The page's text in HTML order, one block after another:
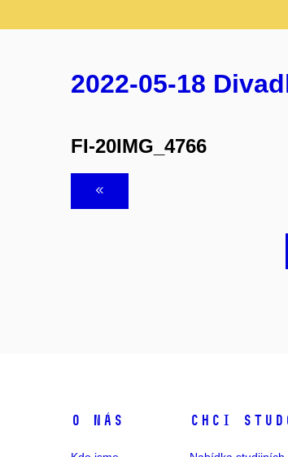
2022-05-18
FI-20IMG_4766
O NÁS CHCI